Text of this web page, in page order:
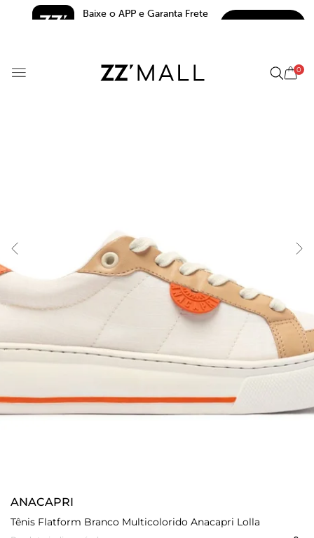
Baixe o APP e Garanta Frete
0
ANACAPRI
Tênis Flatform Branco Multicolorido Anacapri Lolla